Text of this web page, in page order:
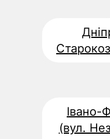
Івано-
(вул.